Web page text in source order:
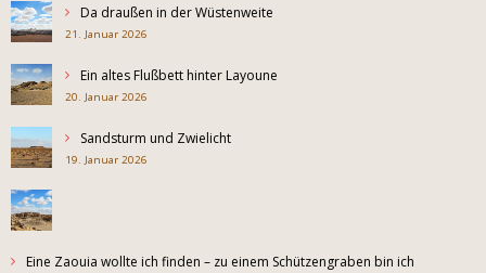
Da draußen in der Wüstenweite
21. Januar 2026
Ein altes Flußbett hinter Layoune
20. Januar 2026
Sandsturm und Zwielicht
19. Januar 2026
Eine Zaouia wollte ich finden – zu einem Schützengraben bin ich